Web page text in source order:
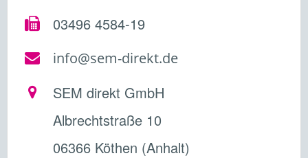
03496 4584-19
info@sem-direkt.de
SEM direkt GmbH
Albrechtstraße 10
06366 Köthen (Anhalt)